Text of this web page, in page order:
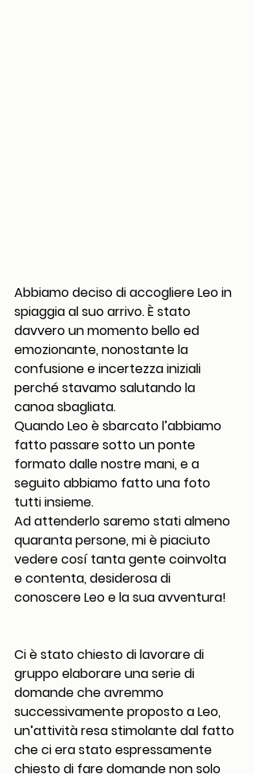
Abbiamo deciso di accogliere Leo in
spiaggia al suo arrivo. È stato
davvero un momento bello ed
emozionante, nonostante la
confusione e incertezza iniziali
perché stavamo salutando la
canoa sbagliata.
Quando Leo è sbarcato l’abbiamo
fatto passare sotto un ponte
formato dalle nostre mani, e a
seguito abbiamo fatto una foto
tutti insieme.
Ad attenderlo saremo stati almeno
quaranta persone, mi è piaciuto
vedere cosí tanta gente coinvolta
e contenta, desiderosa di
conoscere Leo e la sua avventura!
Ci è stato chiesto di lavorare di
gruppo elaborare una serie di
domande che avremmo
successivamente proposto a Leo,
un’attività resa stimolante dal fatto
che ci era stato espressamente
chiesto di fare domande non solo